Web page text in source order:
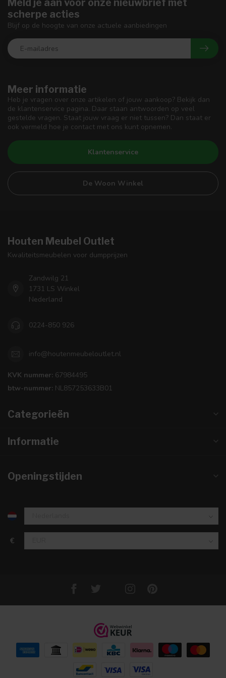
Meer informatie
Heb je vragen over onze artikelen of jouw aankoop? Bekijk dan
de klantenservice pagina. Daar staan antwoorden op veel
gestelde vragen. Staat jouw vraag er niet tussen? Dan staat er
ook vermeld hoe je contact met ons kunt opnemen.
Klantenservice
De Woon Winkel
Meld je aan voor onze nieuwbrief met
scherpe acties
Blijf op de hoogte van onze actuele aanbiedingen
Houten Meubel Outlet
Kwaliteitsmeubelen voor dumpprijzen
Zandwilg 21
1731 LS Winkel
Nederland
0224-850 926
info@houtenmeubeloutlet.nl
KVK nummer: 67984495
btw-nummer: NL857253633B01
Categorieën
Informatie
Openingstijden
€